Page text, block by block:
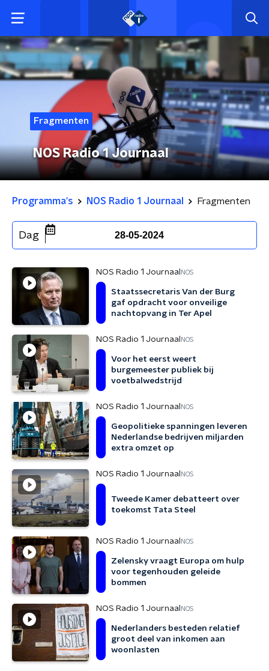
Fragmenten
NOS Radio 1 Journaal
Programma's NOS Radio 1 Journaal Fragmenten
Dag 28-05-2024
NOS Radio 1 Journaal NOS
Staatssecretaris Van der Burg
gaf opdracht voor onveilige
nachtopvang in Ter Apel
NOS Radio 1 Journaal NOS
Voor het eerst weert
burgemeester publiek bij
voetbalwedstrijd
NOS Radio 1 Journaal NOS
Geopolitieke spanningen leveren
Nederlandse bedrijven miljarden
extra omzet op
NOS Radio 1 Journaal NOS
Tweede Kamer debatteert over
toekomst Tata Steel
NOS Radio 1 Journaal NOS
Zelensky vraagt Europa om hulp
voor tegenhouden geleide
bommen
NOS Radio 1 Journaal NOS
Nederlanders besteden relatief
groot deel van inkomen aan
woonlasten